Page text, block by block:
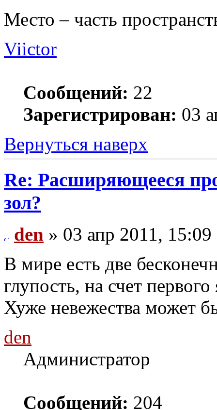
Место – часть
Viictor
Сообщений: 22
Зарегистрирован: 03
Вернуться наверх
Re: Расширяющееся
зол?
den » 03 апр 2011, 15:09
В мире есть две
глупость, на счет
Хуже невежества может
den
Администратор
Сообщений: 204